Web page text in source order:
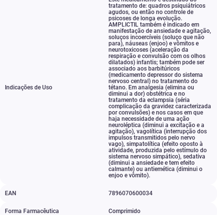
Indicações de Uso
tratamento de: quadros psiquiátricos
agudos, ou então no controle de
psicoses de longa evolução.
AMPLICTIL também é indicado em
manifestação de ansiedade e agitação,
soluços incoercíveis (soluço que não
para), náuseas (enjoo) e vômitos e
neurotoxicoses (aceleração da
respiração e convulsão com os olhos
dilatados) infantis; também pode ser
associado aos barbitúricos
(medicamento depressor do sistema
nervoso central) no tratamento do
tétano. Em analgesia (elimina ou
diminui a dor) obstétrica e no
tratamento da eclampsia (séria
complicação da gravidez caracterizada
por convulsões) e nos casos em que
haja necessidade de uma ação
neuroléptica (diminui a excitação e a
agitação), vagolítica (interrupção dos
impulsos transmitidos pelo nervo
vago), simpatolítica (efeito oposto à
atividade, produzida pelo estímulo do
sistema nervoso simpático), sedativa
(diminui a ansiedade e tem efeito
calmante) ou antiemética (diminui o
enjoo e vômito).
EAN 7896070600034
Forma Farmacêutica Comprimido